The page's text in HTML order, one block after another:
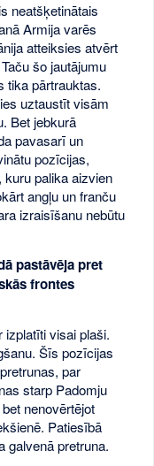
neatšķetinātais
Armija varēs
atteiksies atvērt
šo jautājumu
tika pārtrauktas.
uztaustīt visām
Bet jebkurā
pavasarī un
pozīcijas,
palika aizvien
angļu un franču
izraisīšanu nebūtu
pastāvēja pret
frontes
izplatīti visai plaši.
Šīs pozīcijas
par
starp Padomju
nenovērtējot
Patiesībā
galvenā pretruna.